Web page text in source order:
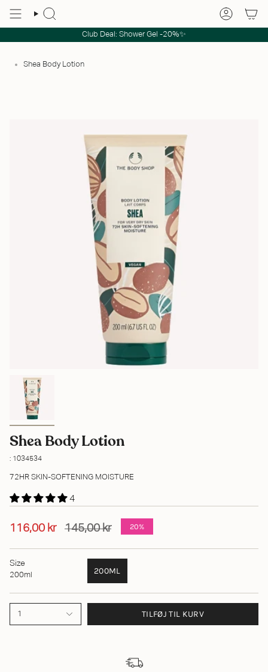
Club Deal: Shower Gel -20%✨
Shea Body Lotion
Shea Body Lotion
: 1034534
72HR SKIN-SOFTENING MOISTURE
4
116,00 kr 145,00 kr 20%
Size
200ml 200ML
1 TILFØJ TIL KURV